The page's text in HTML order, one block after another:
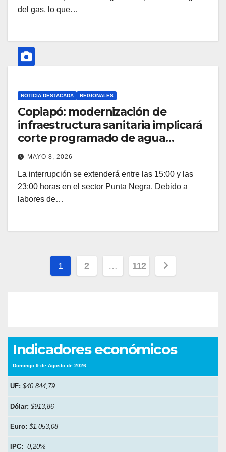
del gas, lo que…
NOTICIA DESTACADA REGIONALES
Copiapó: modernización de
infraestructura sanitaria implicará
corte programado de agua
potable este 8 de mayo
MAYO 8, 2026
La interrupción se extenderá entre las 15:00 y las
23:00 horas en el sector Punta Negra. Debido a
labores de…
Paginación
1 2 … 112
Indicadores económicos
Domingo 9 de Agosto de 2026
UF: $40.844,79
Dólar: $913,86
Euro: $1.053,08
IPC: -0,20%